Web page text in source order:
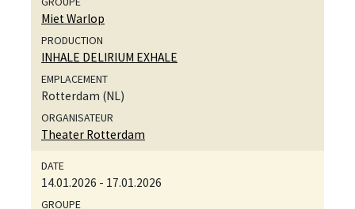
Miet Warlop
INHALE DELIRIUM EXHALE
Rotterdam (NL)
Theater Rotterdam
14.01.2026 - 17.01.2026